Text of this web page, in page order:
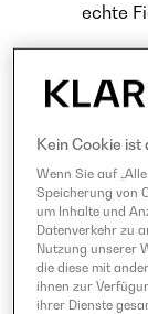
echte
Kein Cookie ist
Wenn Sie auf
Speicherung von
um Inhalte und
Datenverkehr zu
Nutzung unserer
die diese mit
ihnen zur
ihrer Dienste